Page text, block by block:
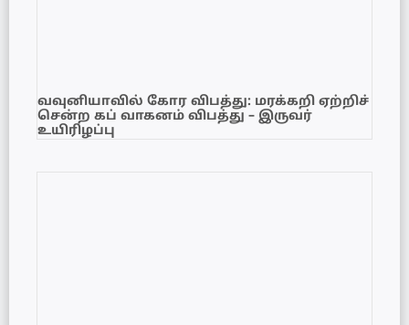
வவுனியாவில் கோர விபத்து: மரக்கறி ஏற்றிச்
சென்ற கப் வாகனம் விபத்து – இருவர்
உயிரிழப்பு